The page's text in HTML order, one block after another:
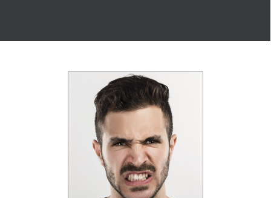
ציון 97 ציון 97
לחץ לצפייה
בהמלצה
ציון 100
Maor Cohen
בגרות 4 יחידות
לחץ לצפייה
בהמלצה